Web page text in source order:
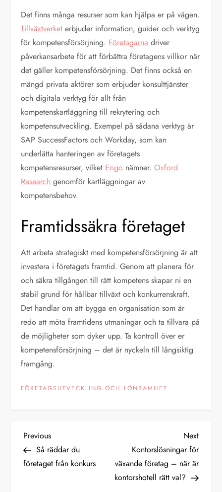
Det finns många resurser som kan hjälpa er på vägen.
Tillväxtverket erbjuder information, guider och verktyg
för kompetensförsörjning. Företagarna driver
påverkansarbete för att förbättra företagens villkor när
det gäller kompetensförsörjning. Det finns också en
mängd privata aktörer som erbjuder konsulttjänster
och digitala verktyg för allt från
kompetenskartläggning till rekrytering och
kompetensutveckling. Exempel på sådana verktyg är
SAP SuccessFactors och Workday, som kan
underlätta hanteringen av företagets
kompetensresurser, vilket Erigo nämner.Oxford
Research genomför kartläggningar av
kompetensbehov.
Framtidssäkra företaget
Att arbeta strategiskt med kompetensförsörjning är att
investera i företagets framtid. Genom att planera för
och säkra tillgången till rätt kompetens skapar ni en
stabil grund för hållbar tillväxt och konkurrenskraft.
Det handlar om att bygga en organisation som är
redo att möta framtidens utmaningar och ta tillvara på
de möjligheter som dyker upp. Ta kontroll över er
kompetensförsörjning – det är nyckeln till långsiktig
framgång.
FÖRETAGSUTVECKLING OCH LÖNSAMHET
P
o
Previous
Post
Previous
Så räddar du
företaget från konkurs
Next
Post
Next
Kontorslösningar för
växande företag – när är
kontorshotell rätt val?